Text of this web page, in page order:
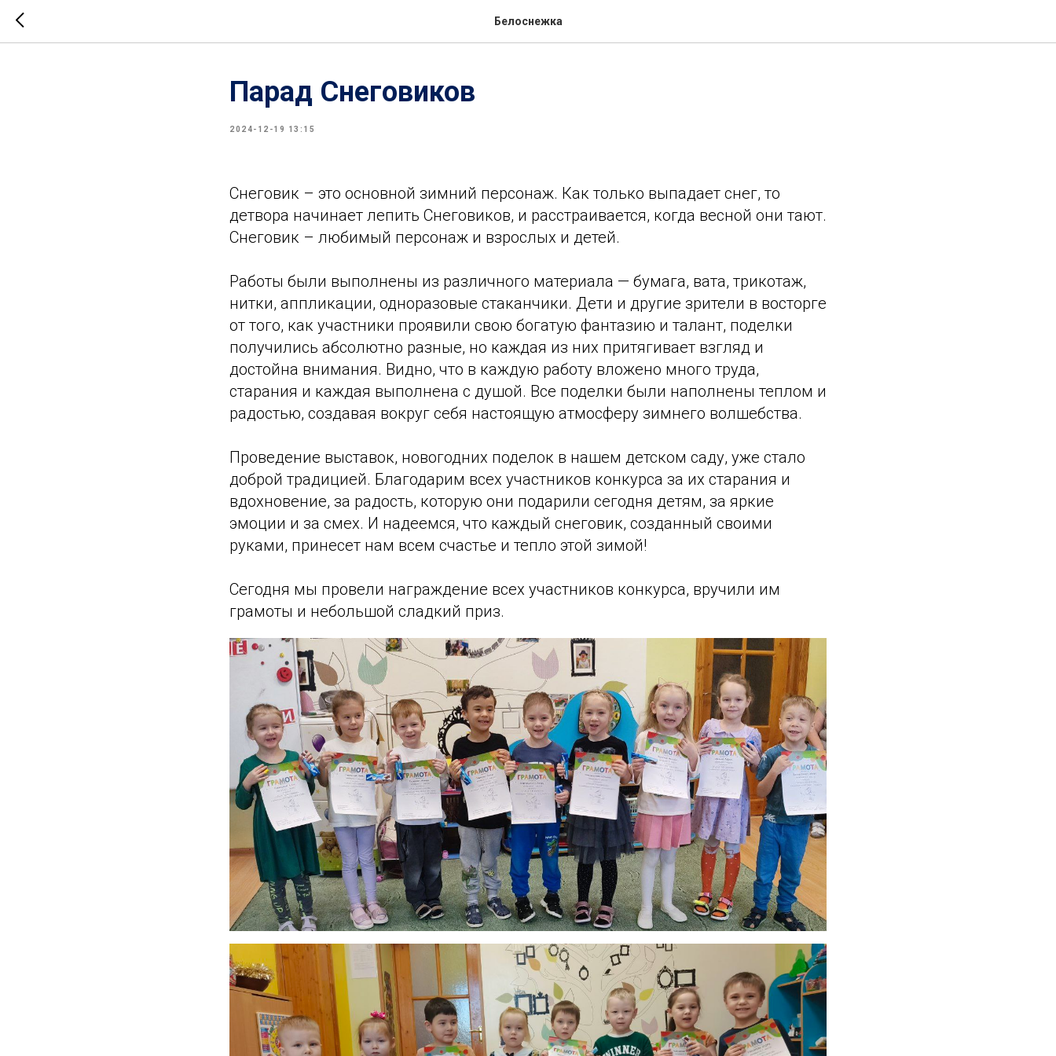
Белоснежка
Парад Снеговиков
2024-12-19 13:15
Снеговик – это основной зимний персонаж. Как только выпадает снег, то
детвора начинает лепить Снеговиков, и расстраивается, когда весной они тают.
Снеговик – любимый персонаж и взрослых и детей.
Работы были выполнены из различного материала — бумага, вата, трикотаж,
нитки, аппликации, одноразовые стаканчики. Дети и другие зрители в восторге
от того, как участники проявили свою богатую фантазию и талант, поделки
получились абсолютно разные, но каждая из них притягивает взгляд и
достойна внимания. Видно, что в каждую работу вложено много труда,
старания и каждая выполнена с душой. Все поделки были наполнены теплом и
радостью, создавая вокруг себя настоящую атмосферу зимнего волшебства.
Проведение выставок, новогодних поделок в нашем детском саду, уже стало
доброй традицией. Благодарим всех участников конкурса за их старания и
вдохновение, за радость, которую они подарили сегодня детям, за яркие
эмоции и за смех. И надеемся, что каждый снеговик, созданный своими
руками, принесет нам всем счастье и тепло этой зимой!
Сегодня мы провели награждение всех участников конкурса, вручили им
грамоты и небольшой сладкий приз.